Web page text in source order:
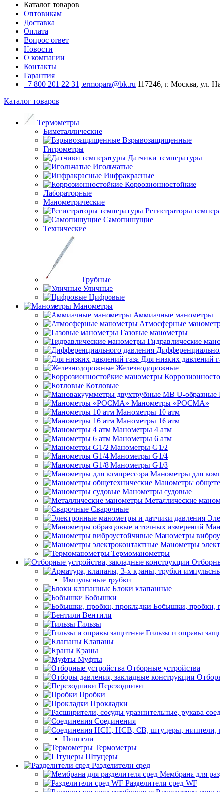
Каталог товаров
Оптовикам
Доставка
Оплата
Вопрос ответ
Новости
О компании
Контакты
Гарантия
+7 800 201 22 31 termopara@bk.ru 117246, г. Москва, ул.
Каталог товаров
Термометры
Биметаллические
Взрывозащищенные
Гигрометры
Датчики температуры
Игольчатые
Инфракрасные
Коррозионностойкие
Лабораторные
Манометрические
Регистраторы
Самопишущие
Технические
Трубные
Уличные
Цифровые
Манометры
Аммиачные манометры
Атмосферные
Газовые манометры
Гидравлические
Для низких давлений
Железнодорожные
Котловые
Манометры «РОСМА»
Манометры 10 атм
Манометры 16 атм
Манометры 4 атм
Манометры 6 атм
Манометры G1/2
Манометры G1/4
Манометры G1/8
Манометры для
Манометры
Манометры судовые
Металлические
Сварочные
Манометры
Манометры
Термоманометры
Импульсные трубки
Блоки клапанные
Бобышки
Бобышки, пробки,
Вентили
Гильзы
Гильзы и оправы
Клапаны
Краны
Муфты
Отборные устройства
Переходники
Пробки
Прокладки
Соединения
Ниппели
Термометры
Штуцеры
Разделители сред
Мембрана для
Разделители сред WF